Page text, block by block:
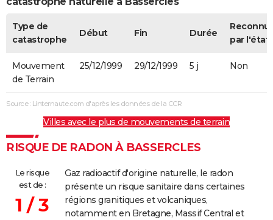
Type de
catastrophe
Début Fin Durée
par l'état
Mouvement
de Terrain
25/12/1999 29/12/1999 5 j Non
Source : Linternaute.com d'après les données de la CCR
Villes avec le plus de mouvements de terrain
RISQUE DE RADON À BASSERCLES
Le risque
est de :
1 / 3
Gaz radioactif d'origine naturelle, le radon
présente un risque sanitaire dans certaines
régions granitiques et volcaniques,
notamment en Bretagne, Massif Central et